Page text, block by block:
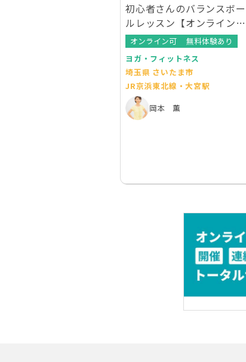
初心者さんのバランスボー
ルレッスン【オンラインレ
ッスンあり】
オンライン可
無料体験あり
ヨガ・フィットネス
埼玉県 さいたま市
JR京浜東北線・大宮駅
岡本 薫